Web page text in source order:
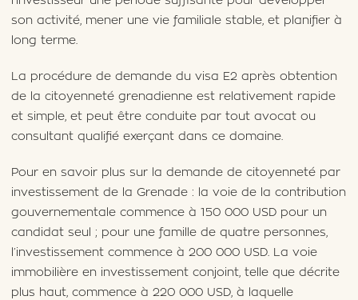
son activité, mener une vie familiale stable, et planifier à
long terme.
La procédure de demande du visa E2 après obtention
de la citoyenneté grenadienne est relativement rapide
et simple, et peut être conduite par tout avocat ou
consultant qualifié exerçant dans ce domaine.
Pour en savoir plus sur la demande de citoyenneté par
investissement de la Grenade : la voie de la contribution
gouvernementale commence à 150 000 USD pour un
candidat seul ; pour une famille de quatre personnes,
l’investissement commence à 200 000 USD. La voie
immobilière en investissement conjoint, telle que décrite
plus haut, commence à 220 000 USD, à laquelle